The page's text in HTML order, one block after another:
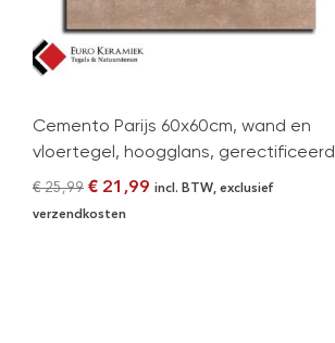
Cemento Parijs 60x60cm, wand en
vloertegel, hoogglans, gerectificeerd
€25,99 € 21,99 incl. BTW, exclusief
verzendkosten